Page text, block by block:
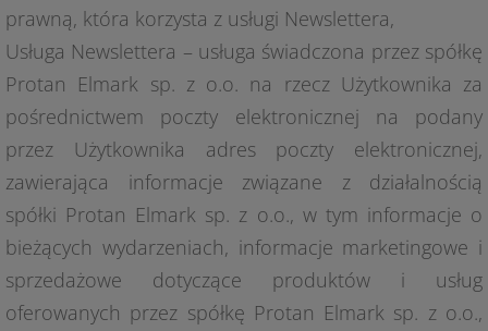
prawną, która korzysta z usługi Newslettera,
Usługa Newslettera – usługa świadczona przez spółkę
Protan Elmark sp. z o.o. na rzecz Użytkownika za
pośrednictwem poczty elektronicznej na podany
przez Użytkownika adres poczty elektronicznej,
zawierająca informacje związane z działalnością
spółki Protan Elmark sp. z o.o., w tym informacje o
bieżących wydarzeniach, informacje marketingowe i
sprzedażowe dotyczące produktów i usług
oferowanych przez spółkę Protan Elmark sp. z o.o.,